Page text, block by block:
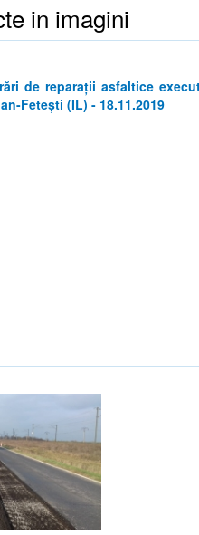
in imagini
de reparații asfaltice
Fetești (IL) - 18.11.2019